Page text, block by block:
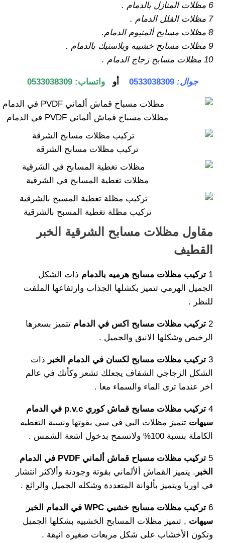
6 مظلات المنازل بالدمام .
7 مظلات الفلل الدمام .
8 مظلات مسابح ألمنيوم الدمام.
9 مظلات مسابح خشيبه وبلاستيك بالدمام .
10 مظلات مسابح زجاج الدمام .
جوال: 0533038309 أوواتساب:0533038309
مظلات مسباح قماش ألماني PVDF في الدمام
تركيب مظلات مسابح الشرقة
مظلات تغطية المسابح في الشرقية
تركيب مظلة تغطية المسبح بالشرقية
مقاول مظلات مسابح الشرقية الخبر
القطيف
1 تركيب مظلات مسابح هرميه بالدمام ذات الشكل
الجميل الهرمي تتميز بكشلها الجذاب وارتفاعها الملفت
للنظر .
2 تركيب مظلات مسابح اكس في الدمام تتميز بسعرها
الرخيص وشكلها الانيق والجميل .
3 تركيب مظلات مسابح لكسان في الدمام الخبر ذات
الشكل الزجاجي الشفاف يجعلك تشعر وكأنك في عالم
اخر عندما ترى الماء والسماء معا .
4
تركيب مظلات مسابح قماش كوري p.v.c في الدمام
سيهات تتميز مظلات البي في سي بقوتها ونسبة التغطيه
الكاملة بنسبة 100% ولاتسمح بدخول اشعة الشمس .
5
تركيب مظلات مسباح قماش ألماني PVDF في الدمام
الخبر . يتميز القماش ألألماني بقوتة وجودتة وألاكثر انتشار
في اوربا ويتميز بألوانة المتعددة وشكله الجميل والرائع .
6
تركيب مظلات مسابح خشبي WPC في الدمام الخبر
سيهات , تتميز مظلات المسابح الخشبيه بشكلها الجميل
وتكون الأخشاب على شكل مربعات صغيره انيقة .